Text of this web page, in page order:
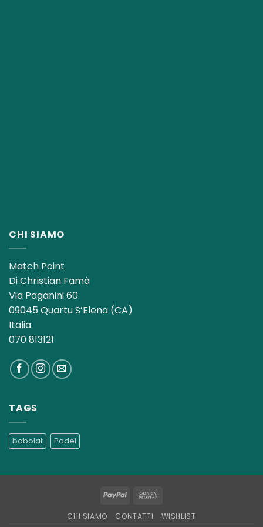
CHI SIAMO
Match Point
Di Christian Famà
Via Paganini 60
09045 Quartu S’Elena (CA)
Italia
070 813121
TAGS
babolat Padel
PayPal
Delivery
CHI SIAMO CONTATTI WISHLIST